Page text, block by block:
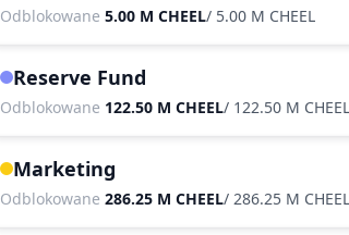
Odblokowane 5.00 M CHEEL/ 5.00 M CHEEL
Reserve Fund
Odblokowane 122.50 M CHEEL/ 122.50 M CHEEL
Marketing
Odblokowane 286.25 M CHEEL/ 286.25 M CHEEL